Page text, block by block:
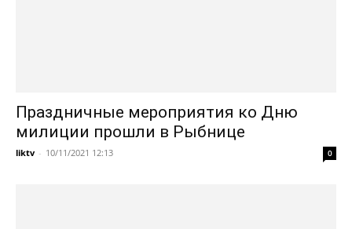
Праздничные мероприятия ко Дню
милиции прошли в Рыбнице
liktv - 10/11/2021 12:13 0